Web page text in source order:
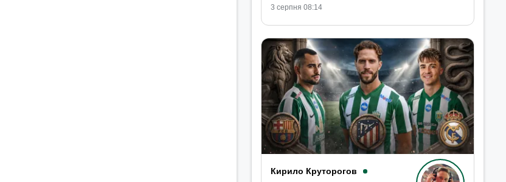
3 серпня 08:14
Кирило Круторогов